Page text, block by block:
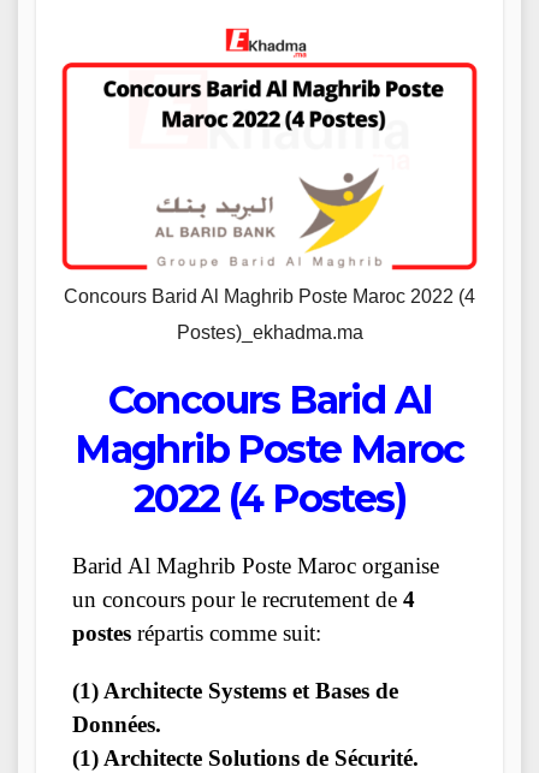
Concours Barid Al Maghrib Poste Maroc 2022 (4
Postes)_ekhadma.ma
Concours Barid Al
Maghrib Poste Maroc
2022 (4 Postes)
Barid Al Maghrib Poste Maroc organise
un concours pour le recrutement de 4
postes répartis comme suit:
(1) Architecte Systems et Bases de
Données.
(1) Architecte Solutions de Sécurité.